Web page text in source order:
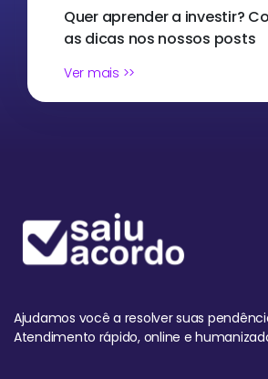
Quer aprender a investir?
as dicas nos nossos posts
Ver mais >>
Ajudamos você a resolver suas
Atendimento rápido, online e